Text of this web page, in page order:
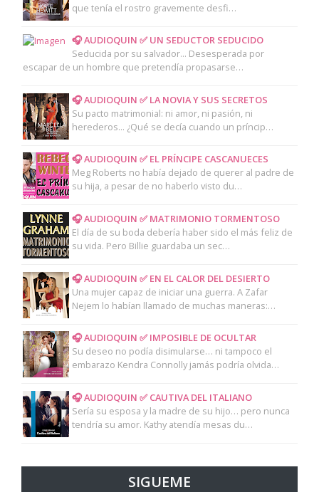
que tenía el rostro gravemente desfi…
🎧 AUDIOQUIN ✅ UN SEDUCTOR SEDUCIDO
Seducida por su salvador... Desesperada por
escapar de un hombre que pretendía propasarse…
🎧 AUDIOQUIN ✅ LA NOVIA Y SUS SECRETOS
Su pacto matrimonial: ni amor, ni pasión, ni
herederos... ¿Qué se decía cuando un príncip…
🎧 AUDIOQUIN ✅ EL PRÍNCIPE CASCANUECES
Meg Roberts no había dejado de querer al padre de
su hija, a pesar de no haberlo visto du…
🎧 AUDIOQUIN ✅ MATRIMONIO TORMENTOSO
El día de su boda debería haber sido el más feliz de
su vida. Pero Billie guardaba un sec…
🎧 AUDIOQUIN ✅ EN EL CALOR DEL DESIERTO
Una mujer capaz de iniciar una guerra. A Zafar
Nejem lo habían llamado de muchas maneras:…
🎧 AUDIOQUIN ✅ IMPOSIBLE DE OCULTAR
Su deseo no podía disimularse… ni tampoco el
embarazo Kendra Connolly jamás podría olvida…
🎧 AUDIOQUIN ✅ CAUTIVA DEL ITALIANO
Sería su esposa y la madre de su hijo… pero nunca
tendría su amor. Kathy atendía mesas du…
SIGUEME